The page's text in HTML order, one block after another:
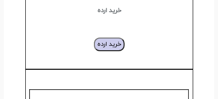
خرید ارده
خرید ارده